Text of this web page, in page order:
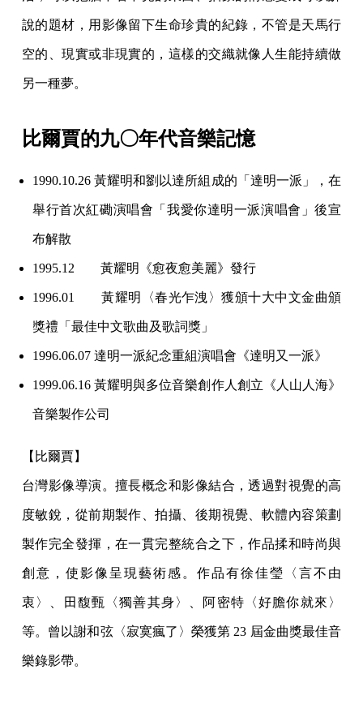
說的題材，用影像留下生命珍貴的紀錄，不管是天馬行
空的、現實或非現實的，這樣的交織就像人生能持續做
另一種夢。
比爾賈的九〇年代音樂記憶
1990.10.26 黃耀明和劉以達所組成的「達明一派」，在
舉行首次紅磡演唱會「我愛你達明一派演唱會」後宣
布解散
1995.12 黃耀明《愈夜愈美麗》發行
1996.01 黃耀明〈春光乍洩〉獲頒十大中文金曲頒
獎禮「最佳中文歌曲及歌詞獎」
1996.06.07 達明一派紀念重組演唱會《達明又一派》
1999.06.16 黃耀明與多位音樂創作人創立《人山人海》
音樂製作公司
【比爾賈】
台灣影像導演。擅長概念和影像結合，透過對視覺的高
度敏銳，從前期製作、拍攝、後期視覺、軟體內容策劃
製作完全發揮，在一貫完整統合之下，作品揉和時尚與
創意，使影像呈現藝術感。作品有徐佳瑩〈言不由
衷〉、田馥甄〈獨善其身〉、阿密特〈好膽你就來〉
等。曾以謝和弦〈寂寞瘋了〉榮獲第 23 屆金曲獎最佳音
樂錄影帶。